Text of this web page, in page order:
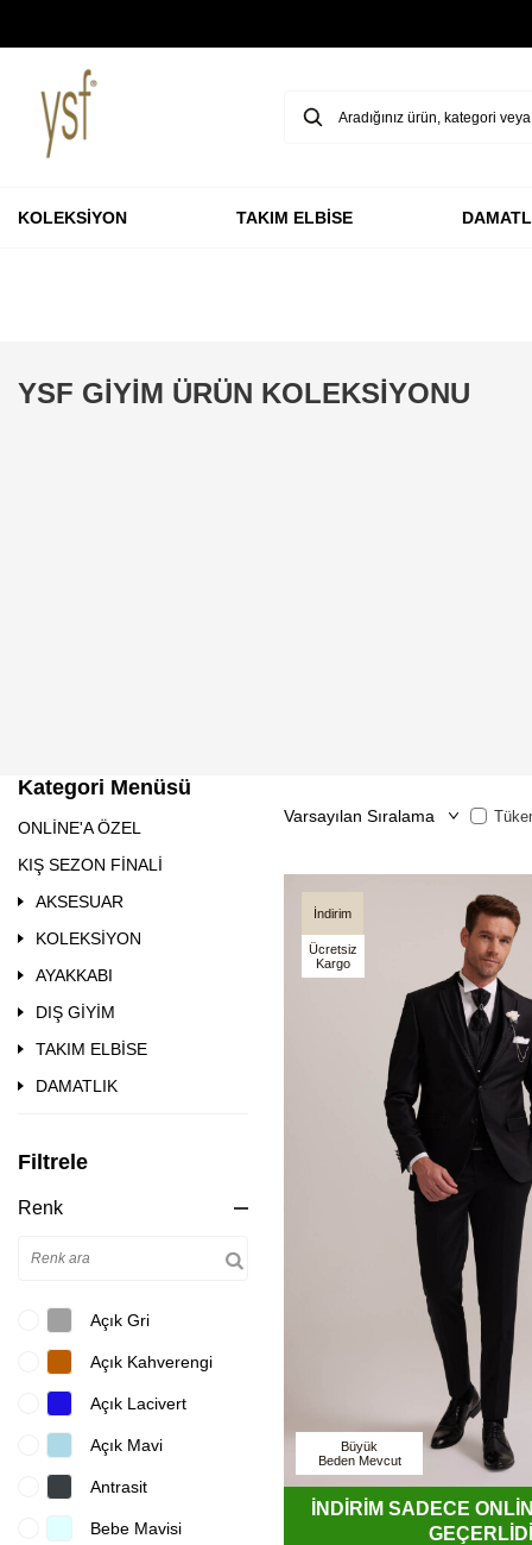
KOLEKSİYON TAKIM ELBİSE
YSF GİYİM ÜRÜN KOLEKSİYONU
Kategori Menüsü
ONLİNE'A ÖZEL
KIŞ SEZON FİNALİ
AKSESUAR
KOLEKSİYON
AYAKKABI
DIŞ GİYİM
TAKIM ELBİSE
DAMATLIK
Filtrele
Renk
Açık Gri
Açık Kahverengi
Açık Lacivert
Açık Mavi
Antrasit
Bebe Mavisi
İndirim
Ücretsiz
Kargo
Büyük
Beden Mevcut
İNDİRİM SADECE